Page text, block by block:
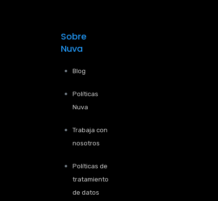
Sobre
Nuva
Blog
Políticas
Nuva
Trabaja con
nosotros
Políticas de
tratamiento
de datos